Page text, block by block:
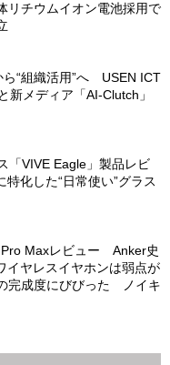
チウムイオン電池採用で
ら“組織活用”へ USEN ICT
新メディア「AI-Clutch」
「VIVE Eagle」製品レビ
化した“日常使い”グラス
Maxレビュー Anker史
イヤレスイヤホンは弱点が
完成度にびびった ノイキ